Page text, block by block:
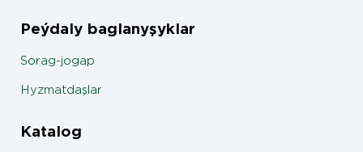
Peýdaly baglanyşyklar
Sorag-jogap
Hyzmatdaşlar
Katalog